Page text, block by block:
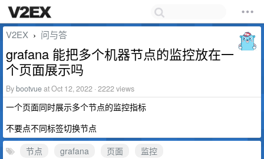
V2EX › 问与答
grafana 能把多个机器节点的监控放在一
个页面展示吗
Bybootvueat Oct 12, 2022 · 2222 views
一个页面同时展示多个节点的监控指标
不要点不同标签切换节点
节点
grafana 页面
监控